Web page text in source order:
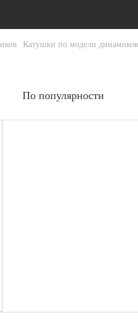
Катушки по модели динамиков
По популярности